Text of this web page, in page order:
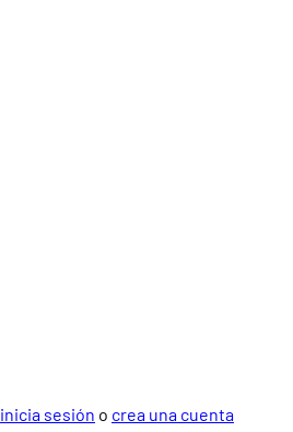
inicia sesión o crea una cuenta